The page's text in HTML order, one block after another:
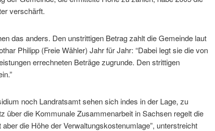
verschärft.
das anders. Den unstrittigen Betrag zahlt die Gemeinde laut
Philipp (Freie Wähler) Jahr für Jahr: “Dabei legt sie die von
errechneten Beträge zugrunde. Den strittigen
noch Landratsamt sehen sich indes in der Lage, zu
über die Kommunale Zusammenarbeit in Sachsen regelt die
die Höhe der Verwaltungskostenumlage”, unterstreicht